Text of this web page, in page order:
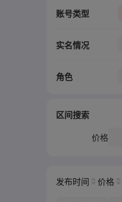
账号类型
实名情况
角色
区间搜索
价格
发布时间 价格